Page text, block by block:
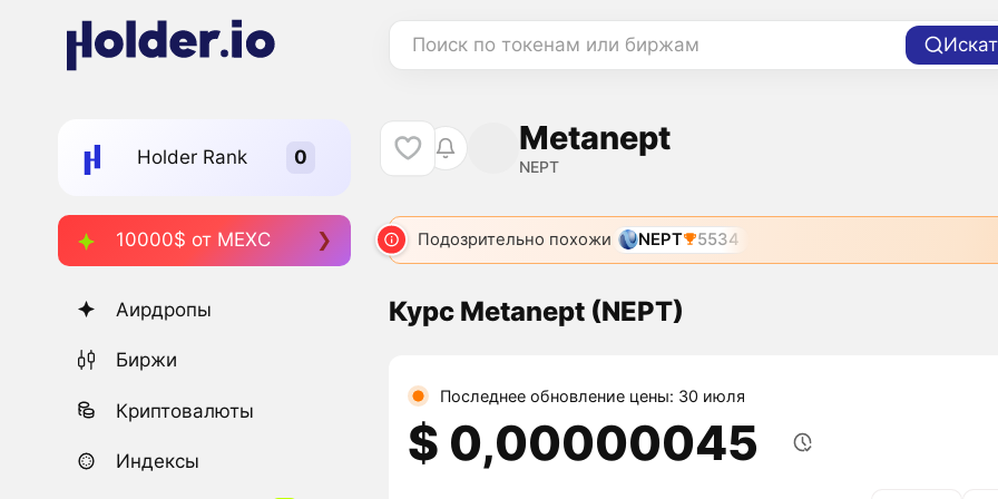
Поиск по токенам или биржам
Holder Rank
10000$ от MEXC
Аирдропы
Биржи
Криптовалюты
Индексы
Metanept
NEPT
Подозрительно похожи NEPT 5534
Курс Metanept (NEPT)
Последнее обновление цены: 30 июля
$ 0,00000045